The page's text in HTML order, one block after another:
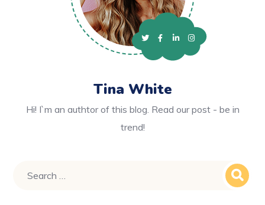
Tina White
Hi! I`m an authtor of this blog. Read our post - be in
trend!